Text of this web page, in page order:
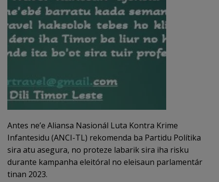
Antes ne’e Aliansa Nasionál Luta Kontra Krime
Infantesidu (ANCI-TL) rekomenda ba Partidu Polítika
sira atu asegura, no proteze labarik sira iha risku
durante kampanha eleitóral no eleisaun parlamentár
tinan 2023.